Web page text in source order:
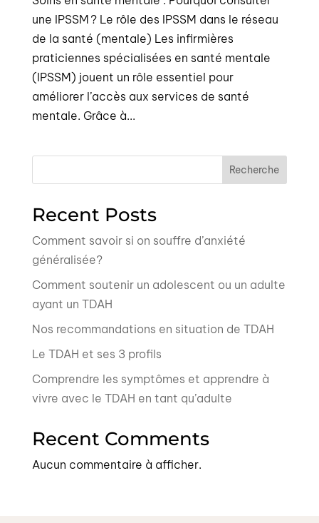
une IPSSM ? Le rôle des IPSSM dans le réseau
de la santé (mentale) Les infirmières
praticiennes spécialisées en santé mentale
(IPSSM) jouent un rôle essentiel pour
améliorer l’accès aux services de santé
mentale. Grâce à...
Recherche
Recent Posts
Comment savoir si on souffre d’anxiété
généralisée?
Comment soutenir un adolescent ou un adulte
ayant un TDAH
Nos recommandations en situation de TDAH
Le TDAH et ses 3 profils
Comprendre les symptômes et apprendre à
vivre avec le TDAH en tant qu’adulte
Recent Comments
Aucun commentaire à afficher.